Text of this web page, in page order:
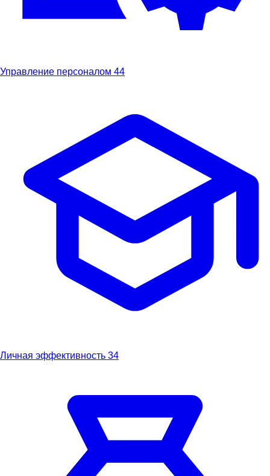
Управление персоналом 44
Личная эффективность 34